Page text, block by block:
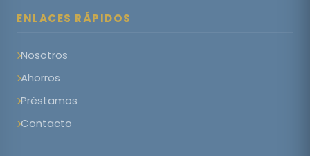
ENLACES RÁPIDOS
Nosotros
Ahorros
Préstamos
Contacto